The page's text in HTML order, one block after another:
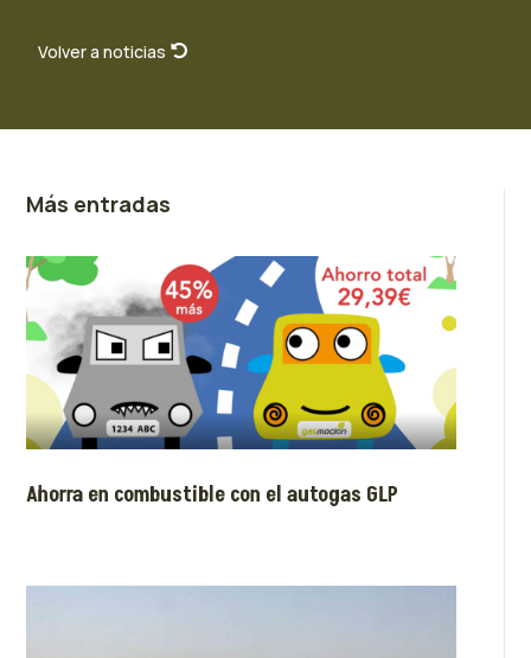
Volver a noticias
Más entradas
Ahorra en combustible con el autogas GLP